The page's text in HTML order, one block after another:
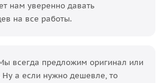
нам уверенно давать
на все работы.
всегда предложим оригинал или
Ну а если нужно дешевле, то